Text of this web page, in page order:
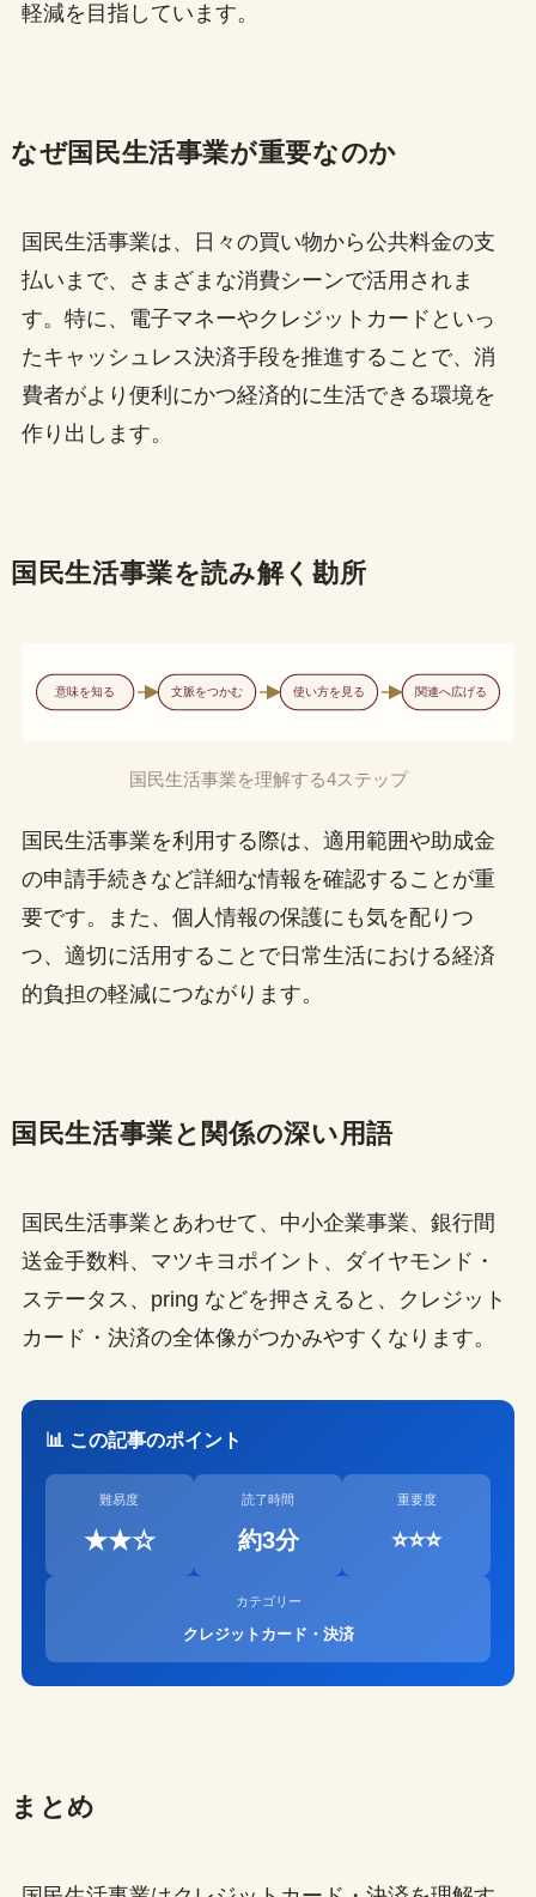
軽減を目指しています。
なぜ国民生活事業が重要なのか
国民生活事業は、日々の買い物から公共料金の支
払いまで、さまざまな消費シーンで活用されま
す。特に、電子マネーやクレジットカードといっ
たキャッシュレス決済手段を推進することで、消
費者がより便利にかつ経済的に生活できる環境を
作り出します。
国民生活事業を読み解く勘所
意味を知る 文脈をつかむ 使い方を見る 関連へ広げる
国民生活事業を理解する4ステップ
国民生活事業を利用する際は、適用範囲や助成金
の申請手続きなど詳細な情報を確認することが重
要です。また、個人情報の保護にも気を配りつ
つ、適切に活用することで日常生活における経済
的負担の軽減につながります。
国民生活事業と関係の深い用語
国民生活事業とあわせて、中小企業事業、銀行間
送金手数料、マツキヨポイント、ダイヤモンド・
ステータス、pring などを押さえると、クレジット
カード・決済の全体像がつかみやすくなります。
📊 この記事のポイント
難易度
★★☆
読了時間
約3分
重要度
⭐⭐⭐
カテゴリー
クレジットカード・決済
まとめ